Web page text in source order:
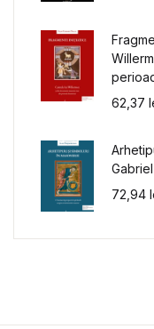
62,37
72,94